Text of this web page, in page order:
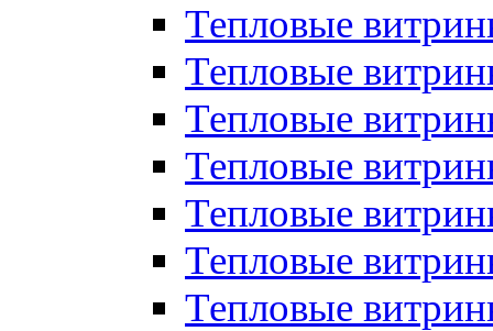
Тепловые
Тепловые
Тепловые
Тепловые
Тепловые
Тепловые
Тепловые